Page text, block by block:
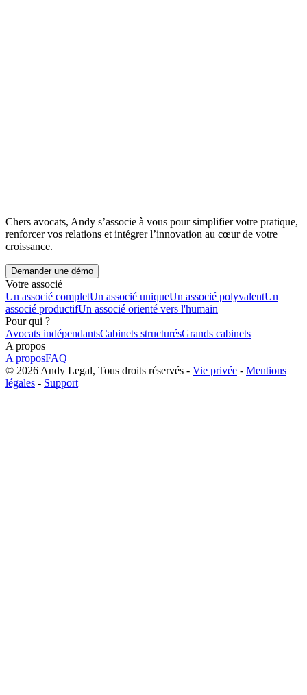
Chers avocats, Andy s’associe à vous pour simplifier votre pratique,
renforcer vos relations et intégrer l’innovation au cœur de votre
croissance.
Demander une démo
Votre associé
Un associé completUn associé uniqueUn associé polyvalentUn
associé productifUn associé orienté vers l'humain
Pour qui ?
Avocats indépendantsCabinets structurésGrands cabinets
A propos
A proposFAQ
© 2026 Andy Legal, Tous droits réservés - Vie privée - Mentions
légales - Support